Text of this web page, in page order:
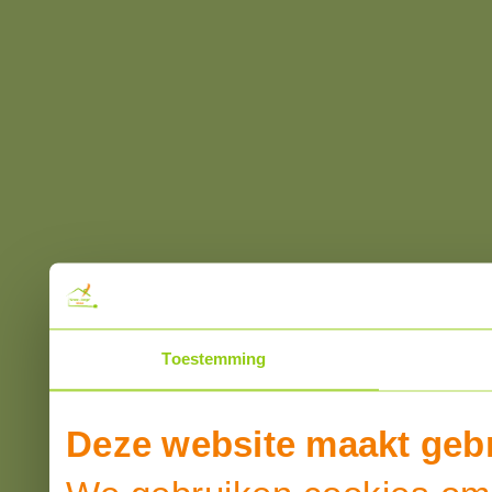
Toestemming
Deze website maakt